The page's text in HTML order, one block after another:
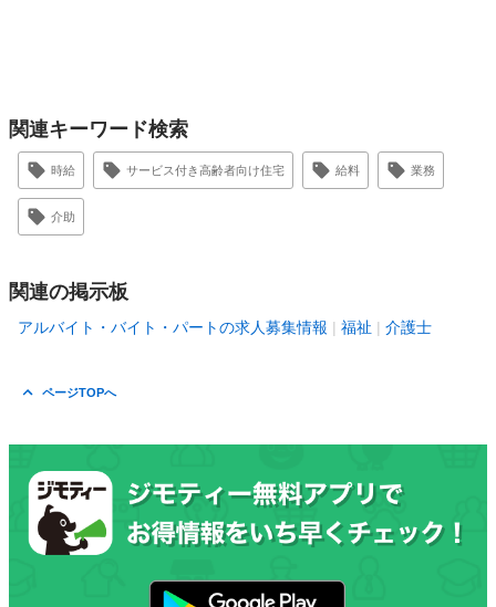
関連キーワード検索
時給 サービス付き高齢者向け住宅 給料 業務
介助
関連の掲示板
アルバイト・バイト・パートの求人募集情報 福祉 介護士
ページTOPへ